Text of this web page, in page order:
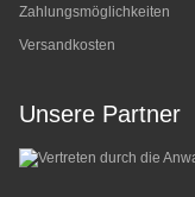
Zahlungsmöglichkeiten
Versandkosten
Unsere Partner